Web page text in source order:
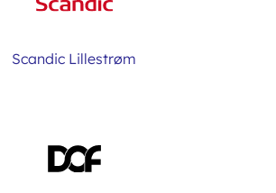
Scandic Lillestrøm